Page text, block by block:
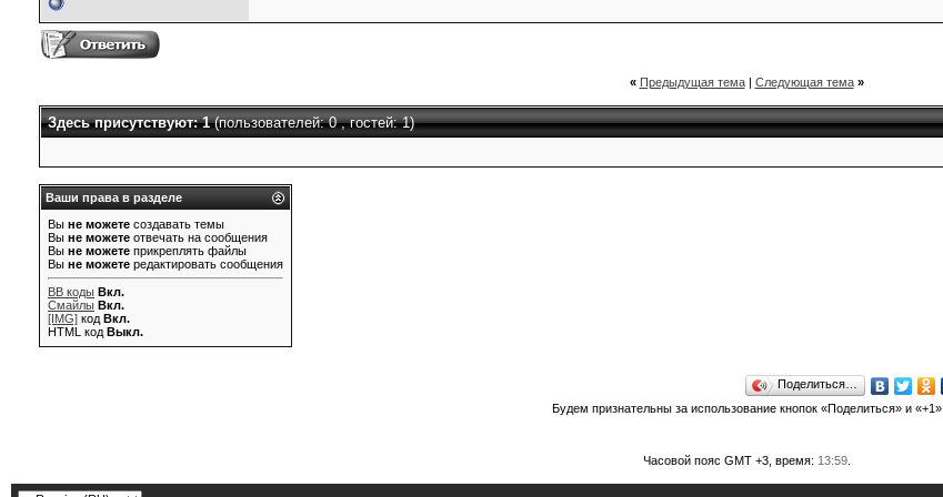
« Предыдущая тема| Следующая тема »
Здесь присутствуют: 1(пользователей: 0 , гостей: 1)
Ваши права в разделе
Вы не можете создавать темы
Вы не можете отвечать на сообщения
Вы не можете прикреплять файлы
Вы не можете редактировать сообщения
BB коды Вкл.
Смайлы Вкл.
[IMG] код Вкл.
HTML код Выкл.
Поделиться…
Будем признательны за использование кнопок «Поделиться» и «+1»
Часовой пояс GMT +3, время: 13:59.